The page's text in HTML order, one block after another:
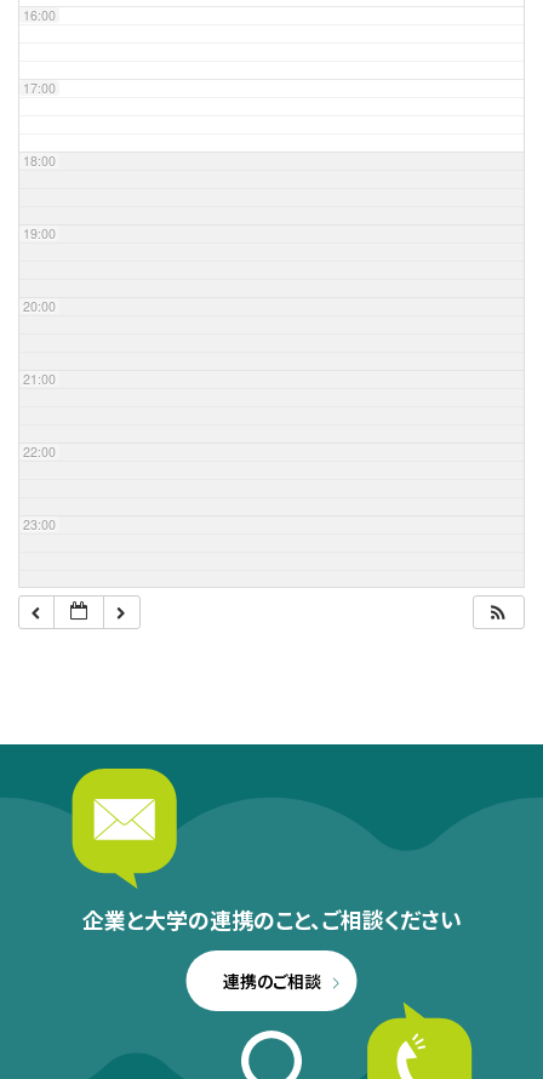
16:00
17:00
18:00
19:00
20:00
21:00
22:00
23:00
企業と大学の連携のこと、ご相談ください
連携のご相談